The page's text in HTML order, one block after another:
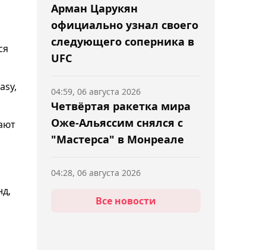
Арман Царукян
официально узнал своего
следующего соперника в
UFC
Четвёртая ракетка мира
Оже-Альяссим снялся с
"Мастерса" в Монреале
04:59, 06 августа 2026
Александра Овечкина
04:28, 06 августа 2026
Все новости